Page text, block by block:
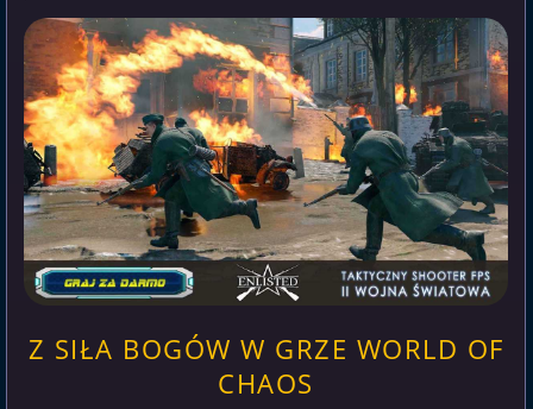
Z SIŁA BOGÓW W GRZE WORLD OF
CHAOS